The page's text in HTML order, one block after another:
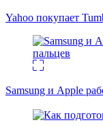
Yahoo покупает
Samsung и Apple